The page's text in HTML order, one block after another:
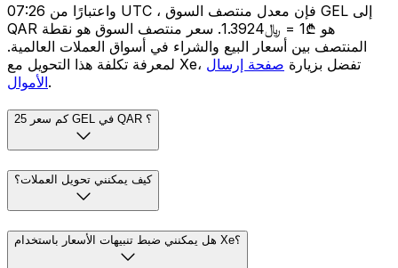
واعتبارًا من 07:26 UTC ، فإن معدل منتصف السوق GEL إلى
QAR هو ₾1 = ﷼1.3924. سعر منتصف السوق هو نقطة
المنتصف بين أسعار البيع والشراء في أسواق العملات العالمية.
لمعرفة تكلفة هذا التحويل مع Xe، تفضل بزيارة صفحة إرسال
الأموال.
كم سعر 25 GEL في QAR ؟
كيف يمكنني تحويل العملات؟
هل يمكنني ضبط تنبيهات الأسعار باستخدام Xe؟